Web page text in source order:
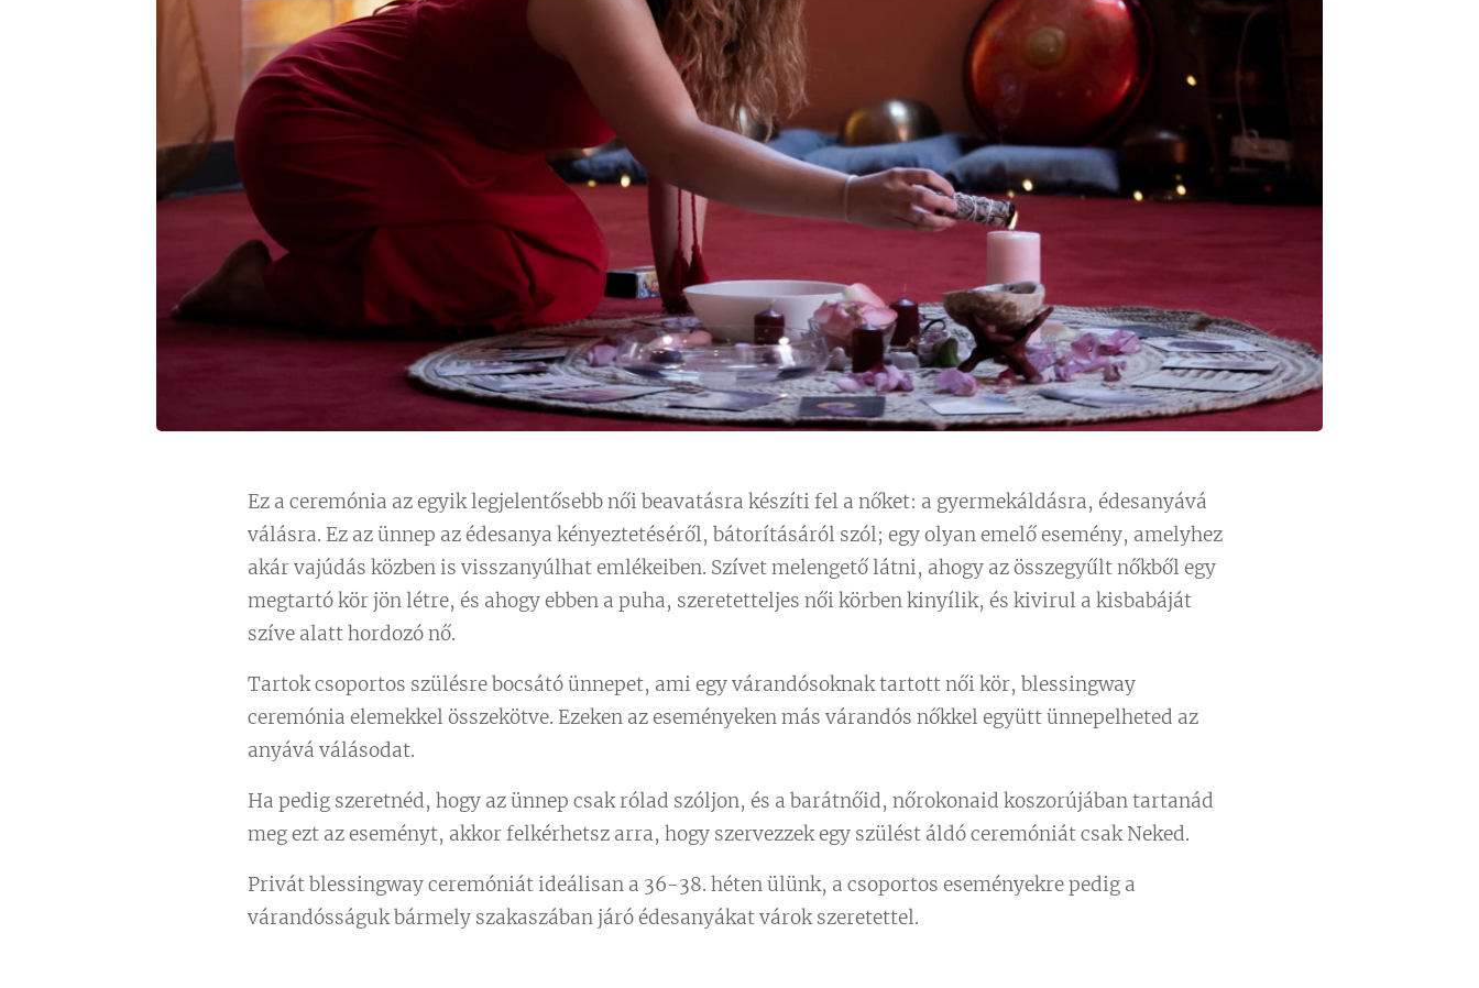
Ez a ceremónia az egyik legjelentősebb női beavatásra készíti fel a nőket: a gyermekáldásra, édesanyává
válásra. Ez az ünnep az édesanya kényeztetéséről, bátorításáról szól; egy olyan emelő esemény, amelyhez
akár vajúdás közben is visszanyúlhat emlékeiben. Szívet melengető látni, ahogy az összegyűlt nőkből egy
megtartó kör jön létre, és ahogy ebben a puha, szeretetteljes női körben kinyílik, és kivirul a kisbabáját
szíve alatt hordozó nő.
Tartok csoportos szülésre bocsátó ünnepet, ami egy várandósoknak tartott női kör, blessingway
ceremónia elemekkel összekötve. Ezeken az eseményeken más várandós nőkkel együtt ünnepelheted az
anyává válásodat.
Ha pedig szeretnéd, hogy az ünnep csak rólad szóljon, és a barátnőid, nőrokonaid koszorújában tartanád
meg ezt az eseményt, akkor felkérhetsz arra, hogy szervezzek egy szülést áldó ceremóniát csak Neked.
Privát blessingway ceremóniát ideálisan a 36-38. héten ülünk, a csoportos eseményekre pedig a
várandósságuk bármely szakaszában járó édesanyákat várok szeretettel.